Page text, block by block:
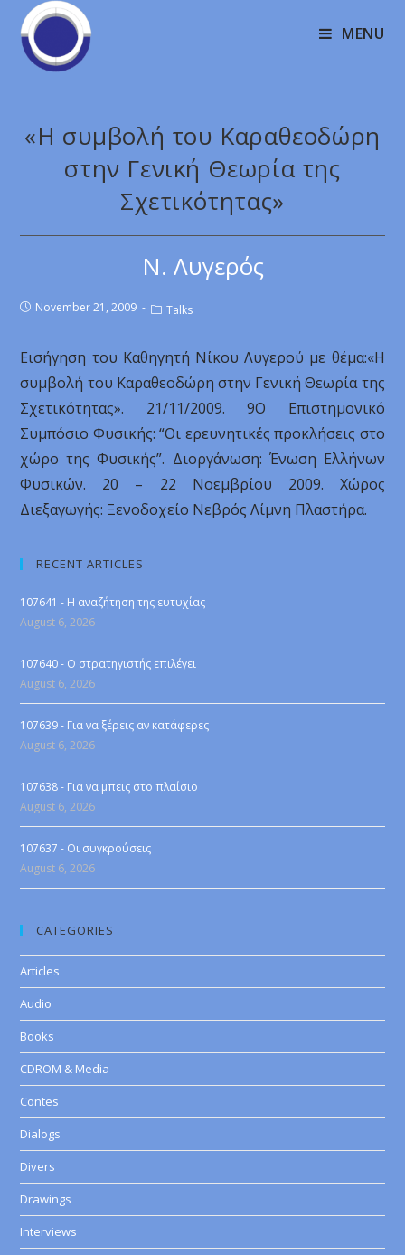
MENU
«Η συμβολή του Καραθεοδώρη
στην Γενική Θεωρία της
Σχετικότητας»
Ν. Λυγερός
November 21, 2009 Talks
Eισήγηση του Καθηγητή Νίκου Λυγερού με θέμα:«Η
συμβολή του Καραθεοδώρη στην Γενική Θεωρία της
Σχετικότητας». 21/11/2009. 9Ο Επιστημονικό
Συμπόσιο Φυσικής: “Οι ερευνητικές προκλήσεις στο
χώρο της Φυσικής”. Διοργάνωση: Ένωση Ελλήνων
Φυσικών. 20 – 22 Νοεμβρίου 2009. Χώρος
Διεξαγωγής: Ξενοδοχείο Νεβρός Λίμνη Πλαστήρα.
RECENT ARTICLES
107641 - Η αναζήτηση της ευτυχίας
August 6, 2026
107640 - Ο στρατηγιστής επιλέγει
August 6, 2026
107639 - Για να ξέρεις αν κατάφερες
August 6, 2026
107638 - Για να μπεις στο πλαίσιο
August 6, 2026
107637 - Οι συγκρούσεις
August 6, 2026
CATEGORIES
Articles
Audio
Books
CDROM & Media
Contes
Dialogs
Divers
Drawings
Interviews